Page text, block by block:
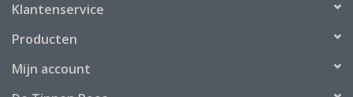
Klantenservice
Producten
Mijn account